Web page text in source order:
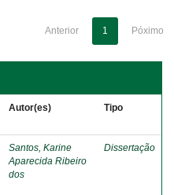
Anterior 1 Póximo
Autor(es) Tipo
Santos, Karine
Aparecida Ribeiro
dos
Dissertação